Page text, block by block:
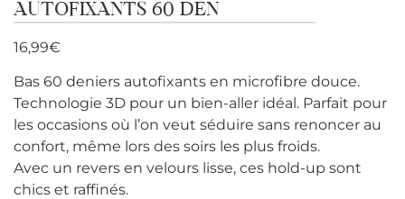
AUTOFIXANTS 60 DEN
16,99€
Bas 60 deniers autofixants en microfibre douce.
Technologie 3D pour un bien-aller idéal. Parfait pour
les occasions où l’on veut séduire sans renoncer au
confort, même lors des soirs les plus froids.
Avec un revers en velours lisse, ces hold-up sont
chics et raffinés.